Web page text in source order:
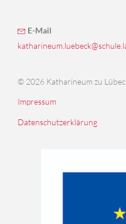
E-Mail
© 2026 Katharineum zu
Impressum
Datenschutzerklärung